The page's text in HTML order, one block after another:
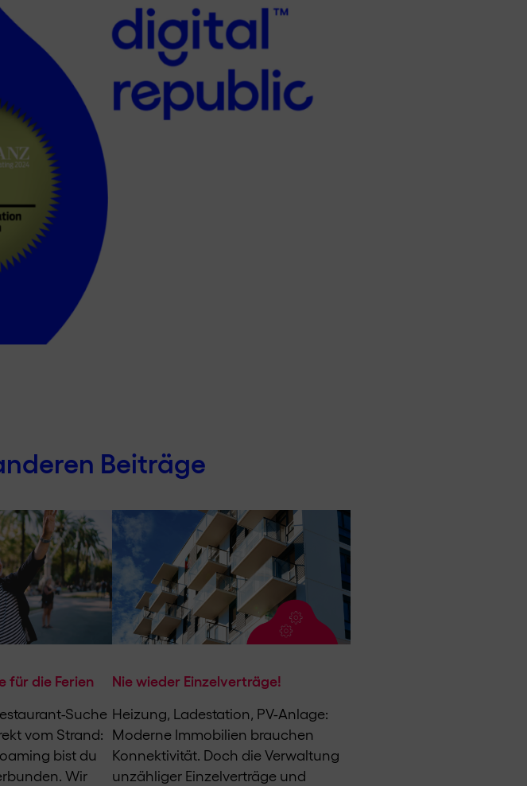
Beiträge
für die Ferien
Suche
vom Strand:
bist du
Wir
Nie wieder Einzelverträge!
Heizung, Ladestation, PV-Anlage:
Moderne Immobilien brauchen
Konnektivität. Doch die Verwaltung
unzähliger Einzelverträge und